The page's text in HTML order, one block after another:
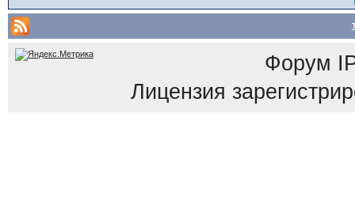
Форум
Лицензия